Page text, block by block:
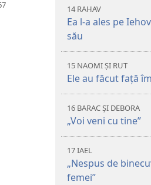
14 RAHAV
Ea l-a ales pe
său
15 NAOMI ȘI RUT
Ele au făcut față
16 BARAC ȘI DEBORA
„Voi veni cu tine”
17 IAEL
„Nespus de
femei”